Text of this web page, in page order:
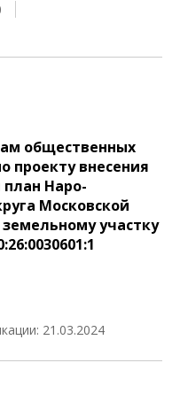
общественных
проекту внесения
Наро-
Московской
участку
21.03.2024